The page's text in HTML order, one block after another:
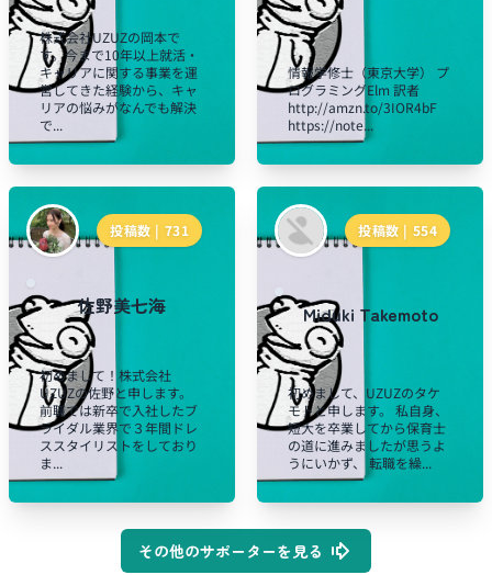
株式会社UZUZの岡本で
す。今まで10年以上就活・
キャリアに関する事業を運
営してきた経験から、キャ
リアの悩みがなんでも解決
で...
情報学修士（東京大学） プ
ログラミングElm 訳者
http://amzn.to/3IOR4bF
https://note...
投稿数 | 731
佐野美七海
初めまして！株式会社
UZUZの佐野と申します。
前職では新卒で入社したブ
ライダル業界で３年間ドレ
ススタイリストをしており
ま...
投稿数 | 554
Miduki Takemoto
初めまして、UZUZのタケ
モトと申します。 私自身、
短大を卒業してから保育士
の道に進みましたが思うよ
うにいかず、 転職を繰...
その他のサポーターを見る